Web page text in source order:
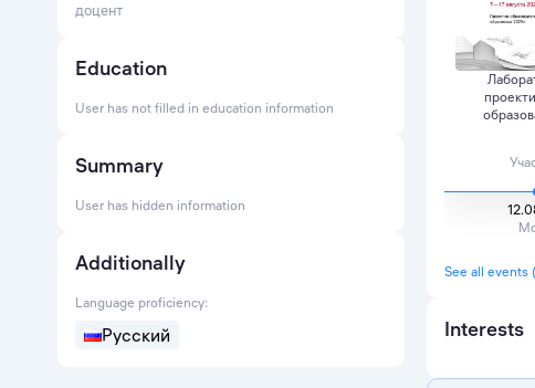
доцент
Education
User has not filled in education information
Summary
User has hidden information
Additionally
Language proficiency:
Русский
See all events
Interests